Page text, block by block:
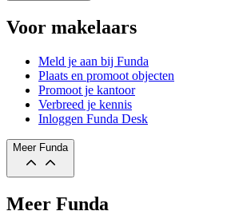
Voor makelaars
Meld je aan bij Funda
Plaats en promoot objecten
Promoot je kantoor
Verbreed je kennis
Inloggen Funda Desk
Meer Funda
Meer Funda